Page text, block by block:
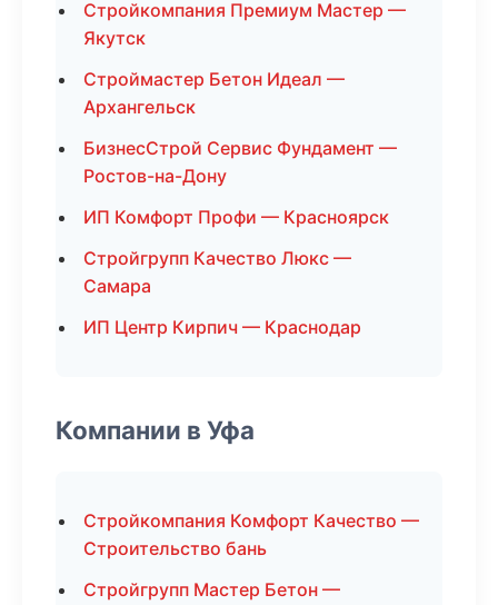
Стройкомпания Премиум Мастер —
Якутск
Строймастер Бетон Идеал —
Архангельск
БизнесСтрой Сервис Фундамент —
Ростов-на-Дону
ИП Комфорт Профи — Красноярск
Стройгрупп Качество Люкс —
Самара
ИП Центр Кирпич — Краснодар
Компании в Уфа
Стройкомпания Комфорт Качество —
Строительство бань
Стройгрупп Мастер Бетон —